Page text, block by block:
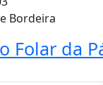
Bordeira
Folar da